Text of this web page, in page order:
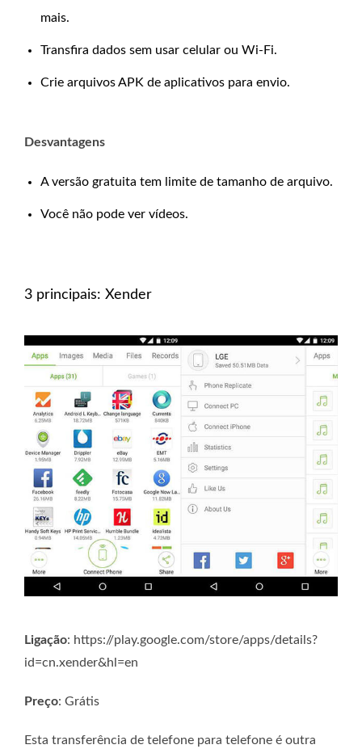
mais.
Transfira dados sem usar celular ou Wi-Fi.
Crie arquivos APK de aplicativos para envio.
Desvantagens
A versão gratuita tem limite de tamanho de arquivo.
Você não pode ver vídeos.
3 principais: Xender
Ligação: https://play.google.com/store/apps/details?
id=cn.xender&hl=en
Preço: Grátis
Esta transferência de telefone para telefone é outra